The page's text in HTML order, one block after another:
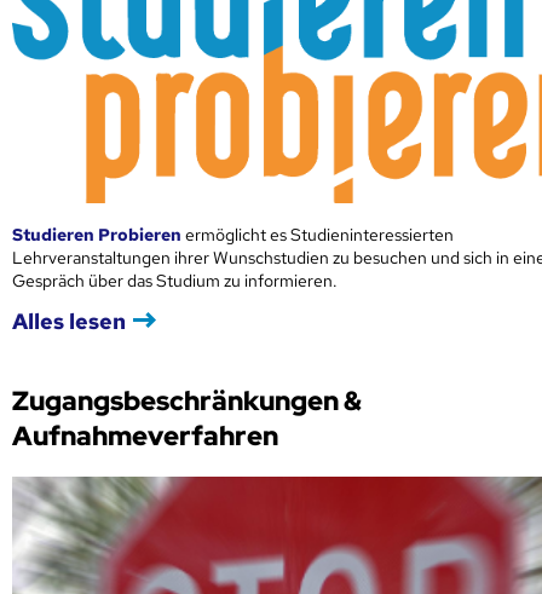
Studieren Probieren ermöglicht es Studieninteressierten
Lehrveranstaltungen ihrer Wunschstudien zu besuchen und sich in
Gespräch über das Studium zu informieren.
Alles lesen
Zugangsbeschränkungen &
Aufnahmeverfahren